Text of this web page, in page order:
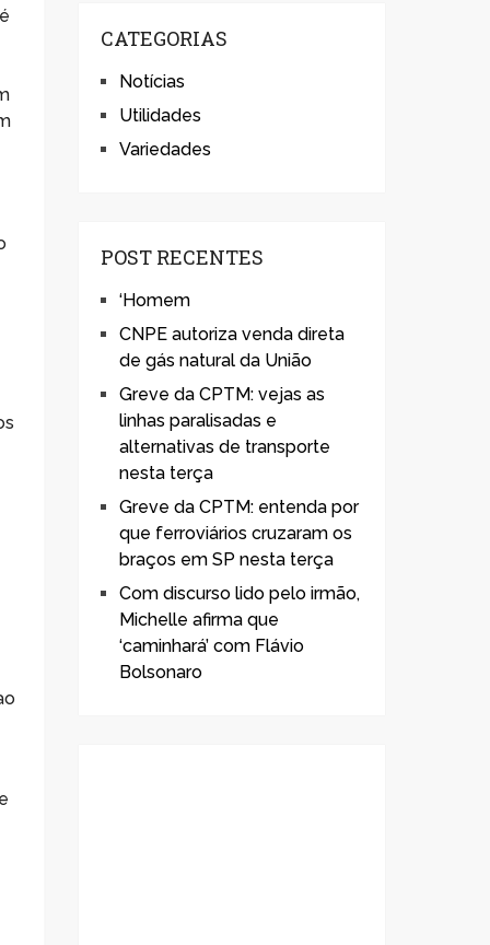
CATEGORIAS
Notícias
Utilidades
Variedades
POST RECENTES
‘Homem
CNPE autoriza venda direta
de gás natural da União
Greve da CPTM: vejas as
linhas paralisadas e
alternativas de transporte
nesta terça
Greve da CPTM: entenda por
que ferroviários cruzaram os
braços em SP nesta terça
Com discurso lido pelo irmão,
Michelle afirma que
‘caminhará’ com Flávio
Bolsonaro